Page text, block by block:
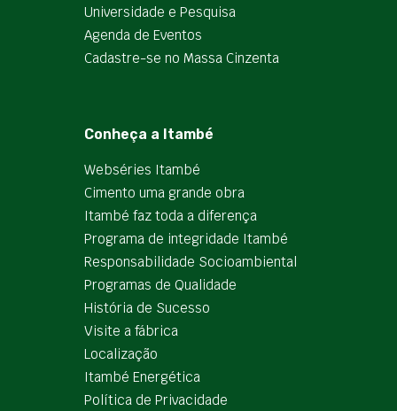
Universidade e Pesquisa
Agenda de Eventos
Cadastre-se no Massa Cinzenta
Conheça a Itambé
Webséries Itambé
Cimento uma grande obra
Itambé faz toda a diferença
Programa de integridade Itambé
Responsabilidade Socioambiental
Programas de Qualidade
História de Sucesso
Visite a fábrica
Localização
Itambé Energética
Política de Privacidade